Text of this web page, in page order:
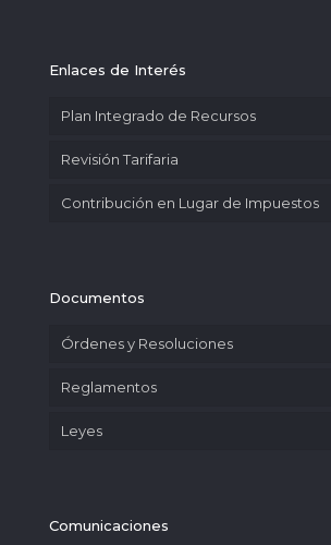
Enlaces de Interés
Plan Integrado de Recursos
Revisión Tarifaria
Contribución en Lugar de Impuestos
Documentos
Órdenes y Resoluciones
Reglamentos
Leyes
Comunicaciones